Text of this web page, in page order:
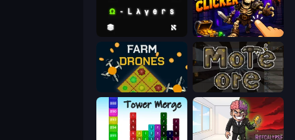
Omega Layers Dungeon Clicker
Farm Drones More Ore